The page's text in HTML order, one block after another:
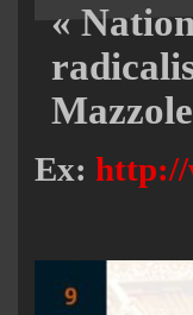
«
Ex: http://